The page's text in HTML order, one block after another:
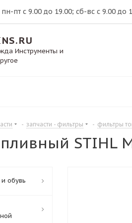
пн-пт с 9.00 до 19.00; сб-вс с 9.00 до
Инструменты и
- запчасти - фильтры - фильтры
STIHL
обувь